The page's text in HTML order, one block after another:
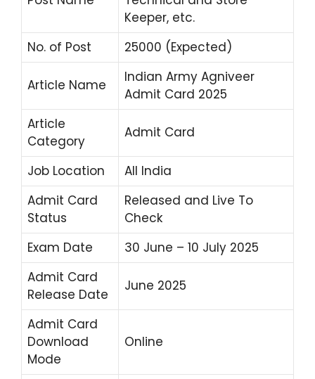
Keeper, etc.
No. of Post
25000 (Expected)
Article Name
Indian Army Agniveer
Admit Card 2025
Article
Category
Admit Card
Job Location
All India
Admit Card
Status
Released and Live To
Check
Exam Date
30 June – 10 July 2025
Admit Card
Release Date
June 2025
Admit Card
Download
Mode
Online